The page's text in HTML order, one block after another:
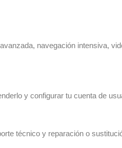
navegación intensiva,
y configurar tu cuenta de
técnico y reparación o